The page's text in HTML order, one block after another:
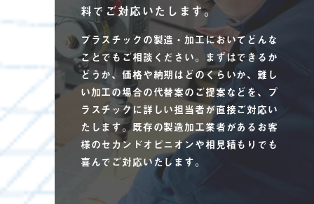
料でご対応いたします。
プラスチックの製造・加工においてどんな
ことでもご相談ください。まずはできるか
どうか、価格や納期はどのくらいか、難し
い加工の場合の代替案のご提案などを、プ
ラスチックに詳しい担当者が直接ご対応い
たします。既存の製造加工業者があるお客
様のセカンドオピニオンや相見積もりでも
喜んでご対応いたします。